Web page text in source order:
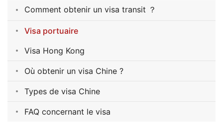
Comment obtenir un visa transit ？
Visa portuaire
Visa Hong Kong
Où obtenir un visa Chine ?
Types de visa Chine
FAQ concernant le visa